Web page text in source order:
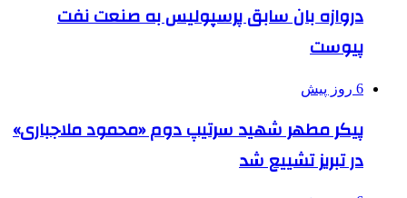
دروازه بان سابق پرسپولیس به صنعت نفت
پیوست
6 روز پیش
پیکر مطهر شهید سرتیپ دوم «محمود ملاجباری»
در تبریز تشییع شد